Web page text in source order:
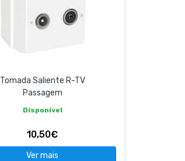
Tomada Saliente R-TV
Passagem
Disponível
10,50€
Ver mais